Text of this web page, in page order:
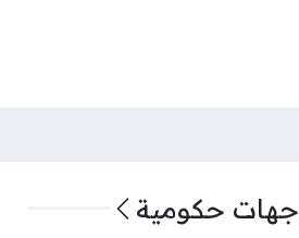
جهات حكومية